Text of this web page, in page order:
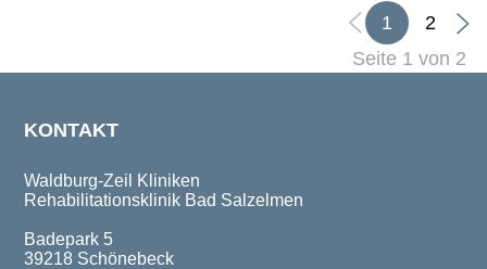
1
2
Seite 1 von 2
KONTAKT
Waldburg-Zeil Kliniken
Rehabilitationsklinik Bad Salzelmen
Badepark 5
39218 Schönebeck